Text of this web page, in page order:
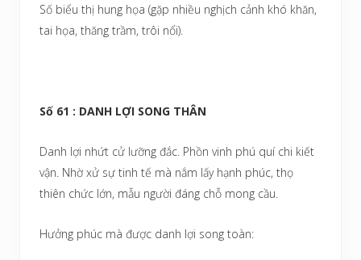
Số biểu thị hung họa (gặp nhiều nghịch cảnh khó khăn,
tai họa, thăng trầm, trôi nổi).
Số 61 : DANH LỢI SONG THÂN
Danh lợi nhứt cử lưỡng đắc. Phồn vinh phú quí chi kiết
vận. Nhờ xử sự tinh tế mà nắm lấy hạnh phúc, thọ
thiên chức lớn, mẫu người đáng chỗ mong cầu.
Hưởng phúc mà được danh lợi song toàn: